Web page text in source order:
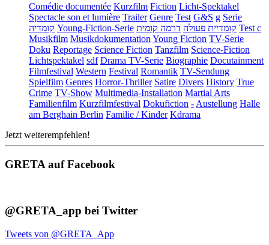
Comédie documentée Kurzfilm Fiction Licht-Spektakel
Spectacle son et lumière Trailer Genre Test G&S g Serie
קומדיה Young-Fiction-Serie קומדיית פעולה דרמה קומית
Test c
Musikfilm Musikdokumentation Young Fiction TV-Serie
Doku Reportage Science Fiction Tanzfilm Science-Fiction
Lichtspektakel sdf Drama TV-Serie Biographie Docutainment
Filmfestival Western Festival Romantik TV-Sendung
Spielfilm Genres Horror-Thriller Satire Divers History True
Crime TV-Show Multimedia-Installation Martial Arts
Familienfilm Kurzfilmfestival Dokufiction - Austellung Halle
am Berghain Berlin Familie / Kinder Kdrama
Jetzt weiterempfehlen!
GRETA auf Facebook
@GRETA_app bei Twitter
Tweets von @GRETA_App